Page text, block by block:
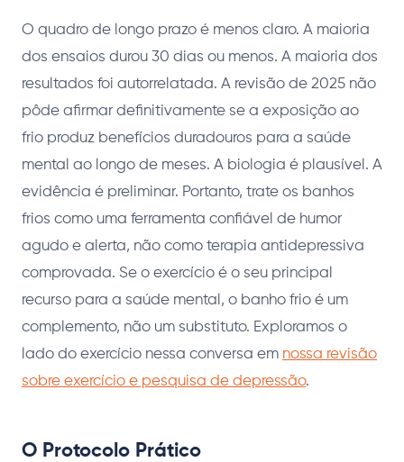
O quadro de longo prazo é menos claro. A maioria
dos ensaios durou 30 dias ou menos. A maioria dos
resultados foi autorrelatada. A revisão de 2025 não
pôde afirmar definitivamente se a exposição ao
frio produz benefícios duradouros para a saúde
mental ao longo de meses. A biologia é plausível. A
evidência é preliminar. Portanto, trate os banhos
frios como uma ferramenta confiável de humor
agudo e alerta, não como terapia antidepressiva
comprovada. Se o exercício é o seu principal
recurso para a saúde mental, o banho frio é um
complemento, não um substituto. Exploramos o
lado do exercício nessa conversa em nossa revisão
sobre exercício e pesquisa de depressão.
O Protocolo Prático